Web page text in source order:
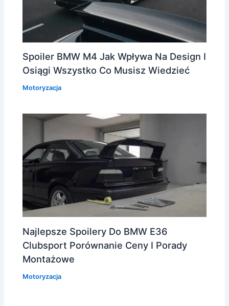
Spoiler BMW M4 Jak Wpływa Na Design I
Osiągi Wszystko Co Musisz Wiedzieć
Motoryzacja
Najlepsze Spoilery Do BMW E36
Clubsport Porównanie Ceny I Porady
Montażowe
Motoryzacja